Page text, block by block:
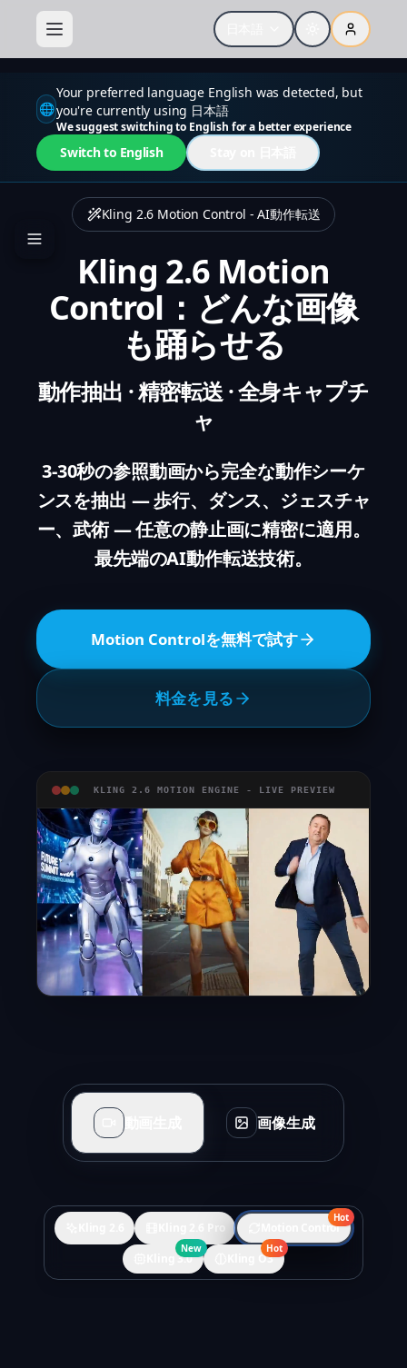
🌐
Your preferred language English was detected, but
you're currently using 日本語
Kling 2.6 Motion Control - AI動作転送
Kling 2.6 Motion
Control：どんな画像
も踊らせる
動作抽出 · 精密転送 · 全身キャプチ
ャ
3-30秒の参照動画から完全な動作シーケ
ンスを抽出 — 歩行、ダンス、ジェスチャ
ー、武術 — 任意の静止画に精密に適用。
最先端のAI動作転送技術。
Motion Controlを無料で試す
料金を見る
KLING 2.6 MOTION ENGINE - LIVE PREVIEW
動画生成 画像生成
Hot
Motion Control
New
Kling 3.0
Hot
Kling O3